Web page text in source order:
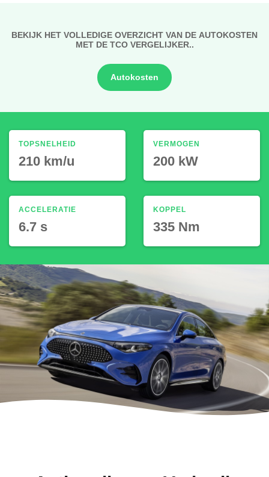
BEKIJK HET VOLLEDIGE OVERZICHT VAN DE AUTOKOSTEN
MET DE TCO VERGELIJKER..
Autokosten
TOPSNELHEID
210 km/u
ACCELERATIE
6.7 s
VERMOGEN
200 kW
KOPPEL
335 Nm